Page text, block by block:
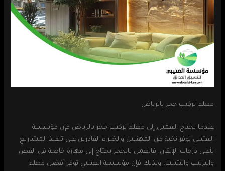
معلم تركيب حجر بالرياض
عندما يحتاج العميل إلى معلم تركيب حجر بالرياض فإن مؤسسة
العتيبي توفر نخبة من المهنيين والخبراء القادرين على تنفيذ المشاريع
بأعلى درجات الإتقان. فالعمل بالحجر يحتاج إلى مهارة خاصة في القص
والترتيب والتثبيت، ولذلك فإن مؤسسة العتيبي توفر أفضل معلم